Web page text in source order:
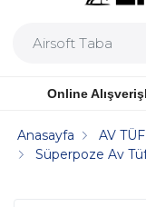
Online
Anasayfa AV
Süperpoze Av